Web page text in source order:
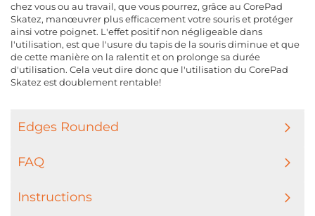
chez vous ou au travail, que vous pourrez, grâce au CorePad
Skatez, manœuvrer plus efficacement votre souris et protéger
ainsi votre poignet. L'effet positif non négligeable dans
l'utilisation, est que l'usure du tapis de la souris diminue et que
de cette manière on la ralentit et on prolonge sa durée
d'utilisation. Cela veut dire donc que l'utilisation du CorePad
Skatez est doublement rentable!
Edges Rounded
FAQ
Instructions